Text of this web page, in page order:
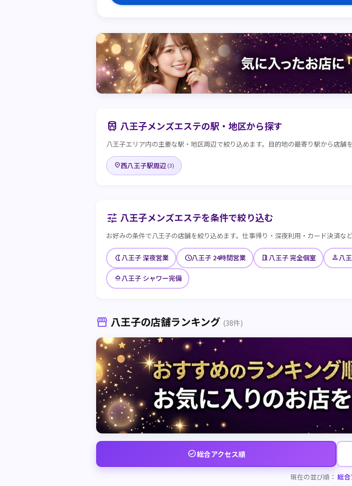
train 八王子メンズエステの駅・地区から探す
八王子エリア内の主要な駅・地区周辺で絞り込めます。目的地の最寄り駅から店舗
place西八王子駅周辺(3)
tune 八王子メンズエステを条件で絞り込む
お好みの条件で八王子の店舗を絞り込めます。仕事帰り・深夜利用・カード決済な
nightlight八王子 深夜営業 schedule八王子 24時間営業 meeting_room八王子 完全個室 person八
shower八王子 シャワー完備
storefront 八王子の店舗ランキング (38件)
check_circle総合アクセス順
現在の並び順： 総